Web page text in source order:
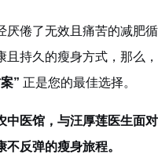
厌倦了无效且痛苦的减肥
且持久的瘦身方式，那么，
” 正是您的最佳选择。
中医馆，与汪厚莲医生面
反弹的瘦身旅程。